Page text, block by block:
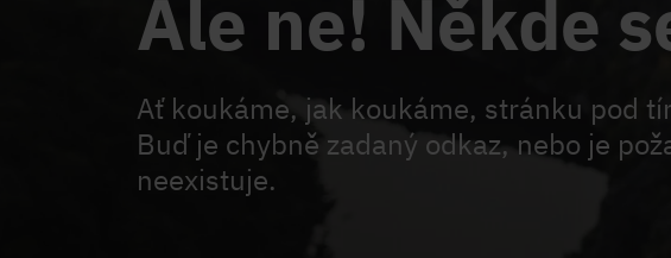
Ale ne! Někde
Ať koukáme, jak koukáme, stránku pod
Buď je chybně zadaný odkaz, nebo je
neexistuje.